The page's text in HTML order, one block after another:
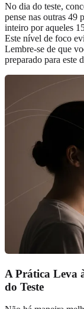
No dia do teste,
pense nas outras 49
inteiro por aqueles
Este nível de foco
Lembre-se de que
preparado para este
A Prática Leva
do Teste